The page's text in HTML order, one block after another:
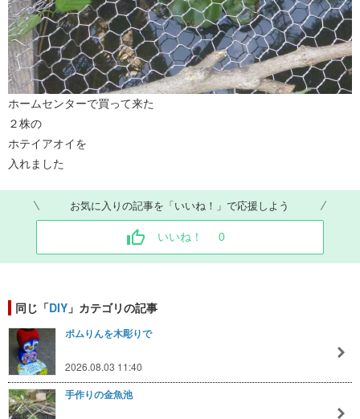
ホームセンターで買って来た
２株の
ホテイアオイを
入れました
お気に入りの記事を「いいね！」で応援しよう
いいね！ 0
同じ「DIY 」カテゴリの記事
ポムりんを木彫りで
2026.08.03 11:40
手作りの金魚池